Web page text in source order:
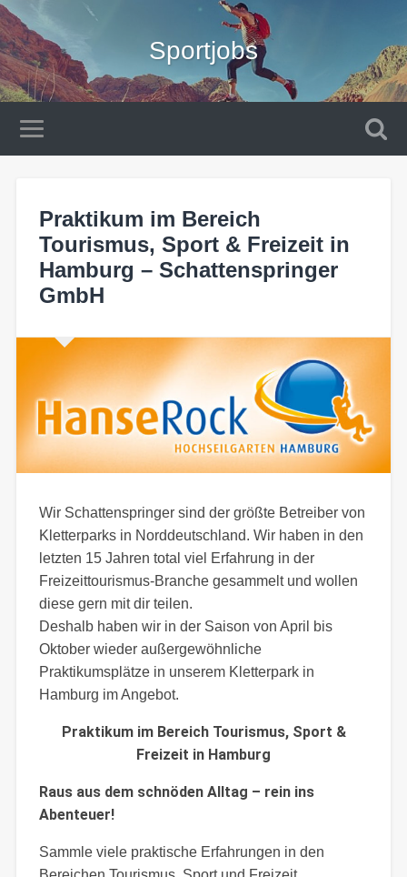
Sportjobs
Praktikum im Bereich
Tourismus, Sport & Freizeit in
Hamburg – Schattenspringer
GmbH
Wir Schattenspringer sind der größte Betreiber von
Kletterparks in Norddeutschland. Wir haben in den
letzten 15 Jahren total viel Erfahrung in der
Freizeittourismus-Branche gesammelt und wollen
diese gern mit dir teilen.
Deshalb haben wir in der Saison von April bis
Oktober wieder außergewöhnliche
Praktikumsplätze in unserem Kletterpark in
Hamburg im Angebot.
Praktikum im Bereich Tourismus, Sport &
Freizeit in Hamburg
Raus aus dem schnöden Alltag – rein ins
Abenteuer!
Sammle viele praktische Erfahrungen in den